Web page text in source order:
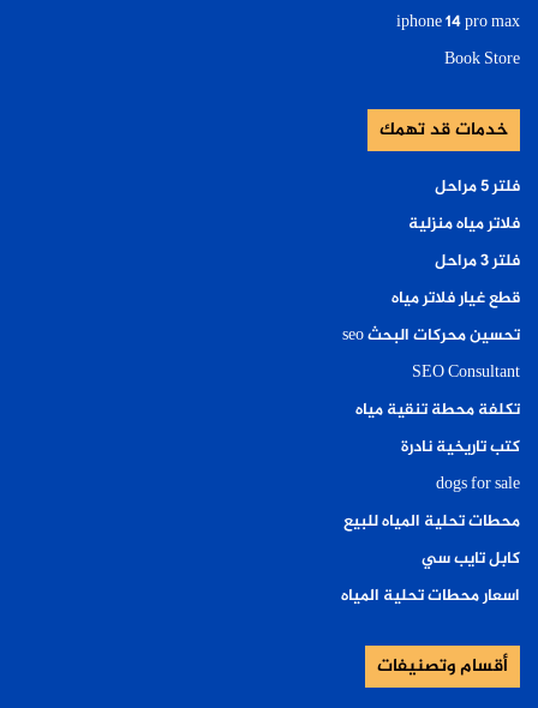
iphone 14 pro max
Book Store
خدمات قد تهمك
فلتر ٥ مراحل
فلاتر مياه منزلية
فلتر ٣ مراحل
قطع غيار فلاتر مياه
تحسين محركات البحث seo
SEO Consultant
تكلفة محطة تنقية مياه
كتب تاريخية نادرة
dogs for sale
محطات تحلية المياه للبيع
كابل تايب سي
اسعار محطات تحلية المياه
أقسام وتصنيفات